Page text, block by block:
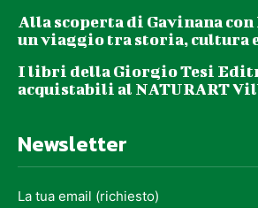
Alla scoperta di Gavinana con
un viaggio tra storia,
I libri della Giorgio Tesi
acquistabili al NATURART
Newsletter
La tua email (richiesto)